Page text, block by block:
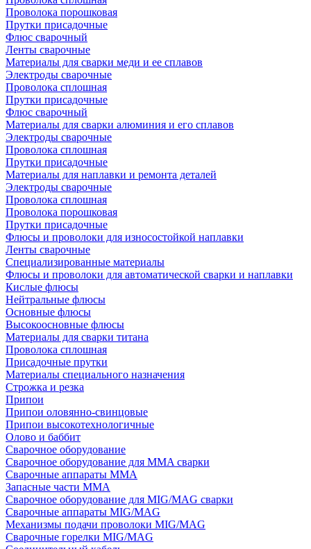
Проволока порошковая
Прутки присадочные
Флюс сварочный
Ленты сварочные
Материалы для сварки меди и ее сплавов
Электроды сварочные
Проволока сплошная
Прутки присадочные
Флюс сварочный
Материалы для сварки алюминия и его сплавов
Электроды сварочные
Проволока сплошная
Прутки присадочные
Материалы для наплавки и ремонта деталей
Электроды сварочные
Проволока сплошная
Проволока порошковая
Прутки присадочные
Флюсы и проволоки для износостойкой наплавки
Ленты сварочные
Специализированные материалы
Флюсы и проволоки для автоматической сварки и наплавки
Кислые флюсы
Нейтральные флюсы
Основные флюсы
Высокоосновные флюсы
Материалы для сварки титана
Проволока сплошная
Присадочные прутки
Материалы специального назначения
Строжка и резка
Припои
Припои оловянно-свинцовые
Припои высокотехнологичные
Олово и баббит
Сварочное оборудование
Сварочное оборудование для MMA сварки
Сварочные аппараты MMA
Запасные части MMA
Сварочное оборудование для MIG/MAG сварки
Сварочные аппараты MIG/MAG
Механизмы подачи проволоки MIG/MAG
Сварочные горелки MIG/MAG